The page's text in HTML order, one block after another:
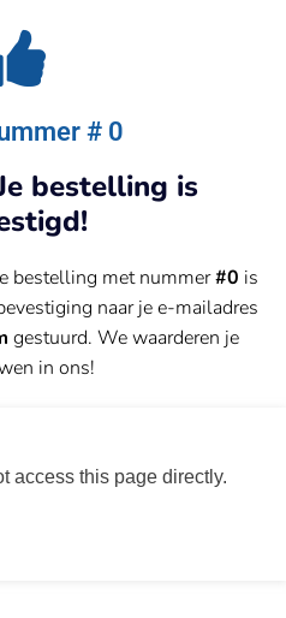
# 0
bestelling is
bestelling met nummer#0 is
naar je e-mailadres
gestuurd. We waarderen je
in ons!
access this page directly.